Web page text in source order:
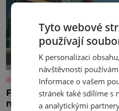
iluxus.cz
Ford dává český fotbal
novým partnerem FAČR
Tyto webové
používají
K personalizaci
návštěvnosti
Informace o vašem
stránek také sdílíme s
a analytickými